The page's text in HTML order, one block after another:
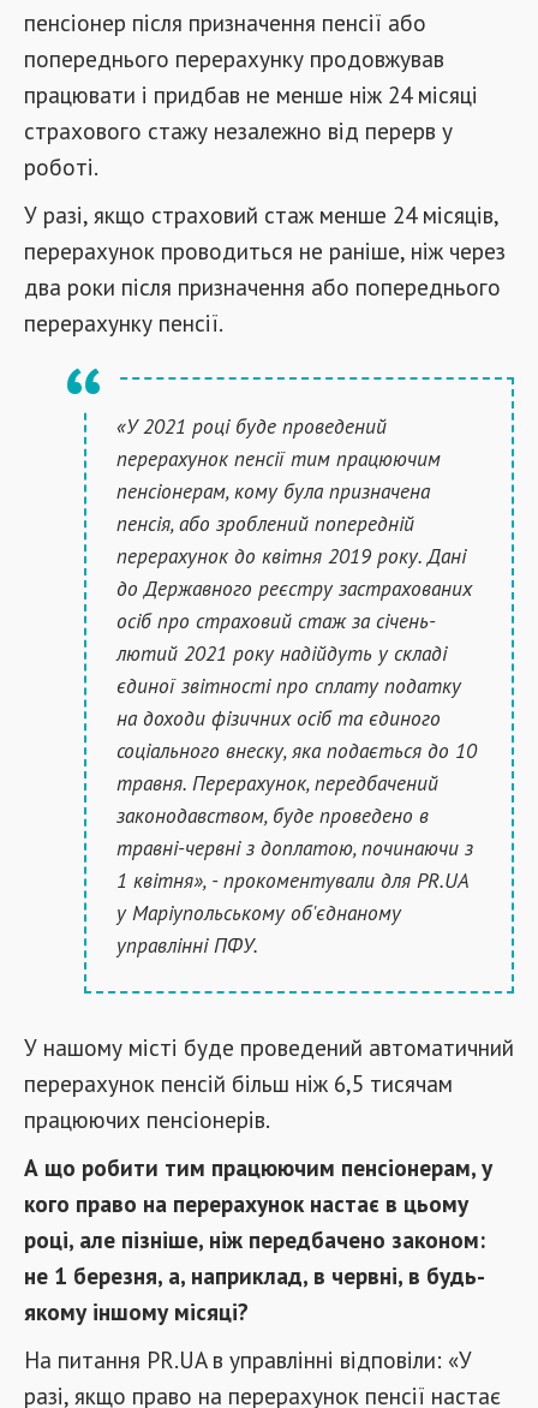
пенсіонер після призначення пенсії або
попереднього перерахунку продовжував
працювати і придбав не менше ніж 24 місяці
страхового стажу незалежно від перерв у
роботі.
У разі, якщо страховий стаж менше 24 місяців,
перерахунок проводиться не раніше, ніж через
два роки після призначення або попереднього
перерахунку пенсії.
«У 2021 році буде проведений
перерахунок пенсії тим працюючим
пенсіонерам, кому була призначена
пенсія, або зроблений попередній
перерахунок до квітня 2019 року. Дані
до Державного реєстру застрахованих
осіб про страховий стаж за січень-
лютий 2021 року надійдуть у складі
єдиної звітності про сплату податку
на доходи фізичних осіб та єдиного
соціального внеску, яка подається до 10
травня. Перерахунок, передбачений
законодавством, буде проведено в
травні-червні з доплатою, починаючи з
1 квітня», - прокоментували для PR.UA
у Маріупольському об'єднаному
управлінні ПФУ.
У нашому місті буде проведений автоматичний
перерахунок пенсій більш ніж 6,5 тисячам
працюючих пенсіонерів.
А що робити тим працюючим пенсіонерам, у
кого право на перерахунок настає в цьому
році, але пізніше, ніж передбачено законом:
не 1 березня, а, наприклад, в червні, в будь-
якому іншому місяці?
На питання PR.UA в управлінні відповіли: «У
разі, якщо право на перерахунок пенсії настає